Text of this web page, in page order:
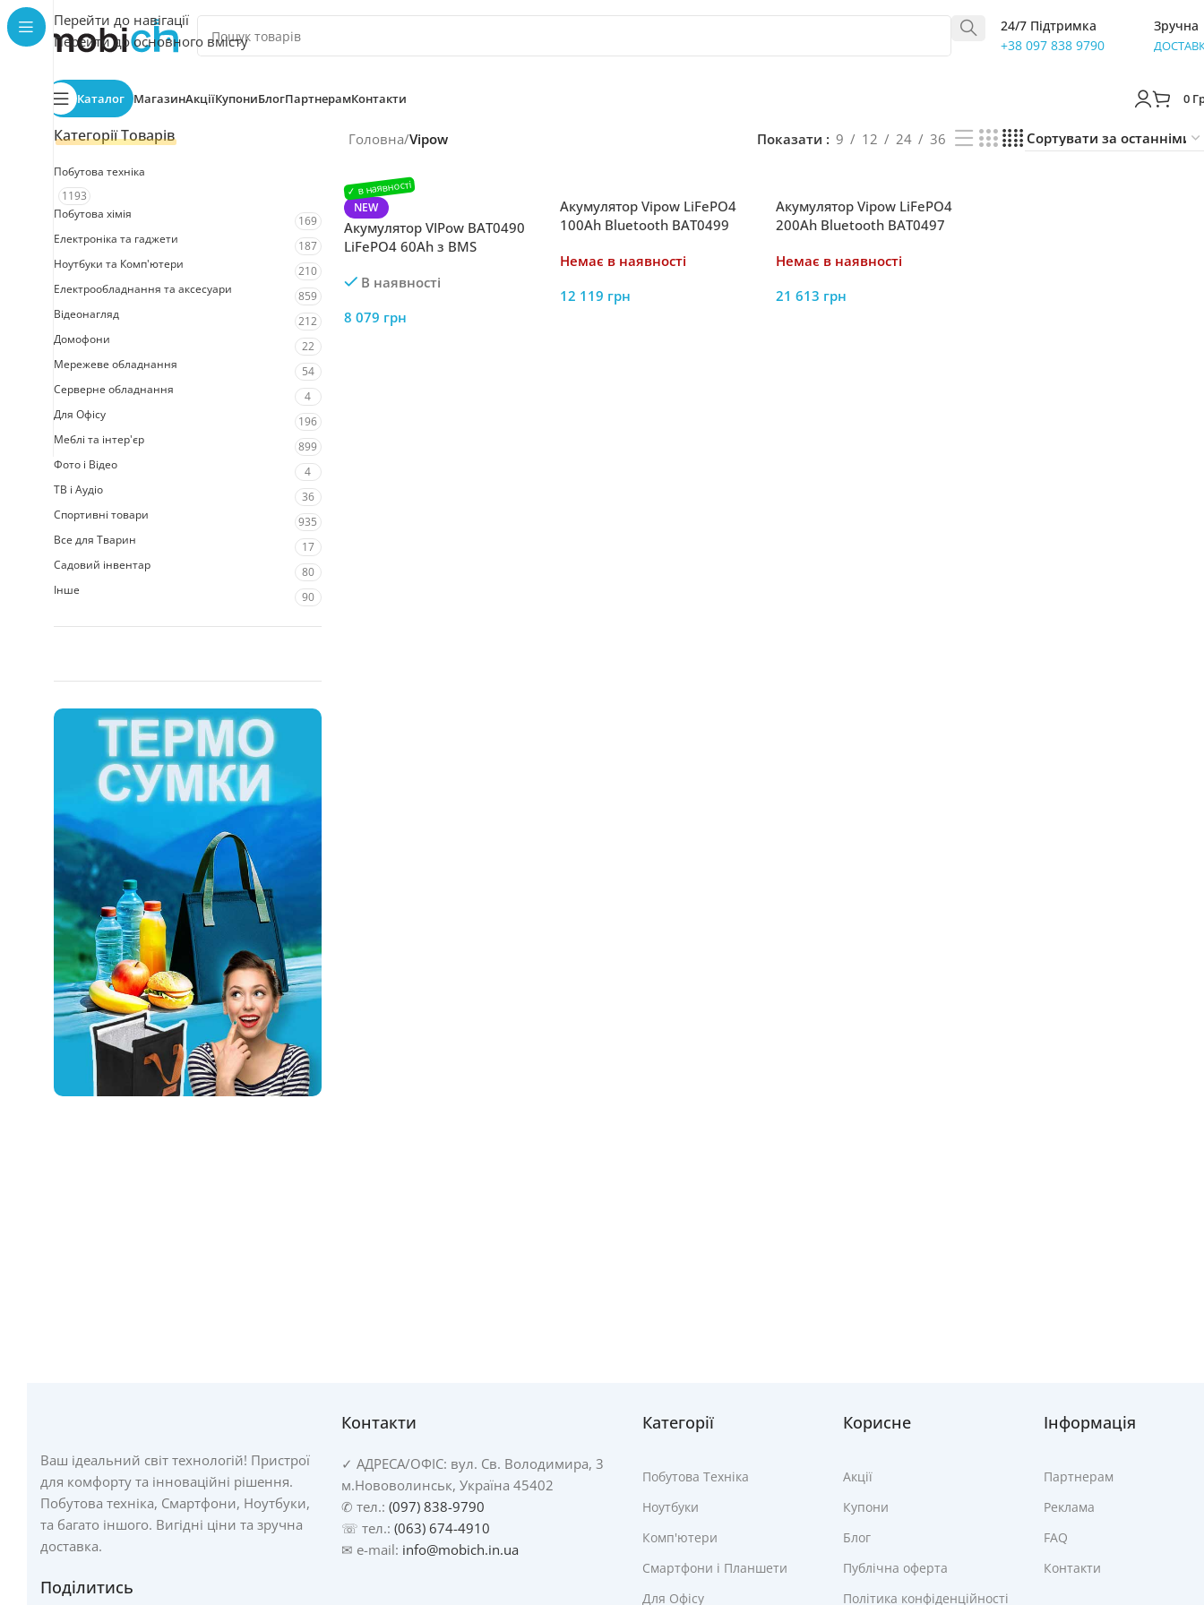
Перейти до навігації
Перейти до основного вмісту
24/7 Підтримка
+38 097 838 9790
Зручна
Каталог МагазинАкціїКупониБлогПартнерамКонтакти 0
Категорії Товарів
Побутова техніка
1193
Побутова хімія
169
Електроніка та гаджети
187
Ноутбуки та Комп'ютери
210
Електрообладнання та аксесуари
859
Відеонагляд
212
Домофони
22
Мережеве обладнання
54
Серверне обладнання
4
Для Офісу
196
Меблі та інтер'єр
899
Фото і Відео
4
ТВ і Аудіо
36
Спортивні товари
935
Все для Тварин
17
Садовий інвентар
80
Інше
90
Головна/Vipow Показати 9 12 24 36
NEW
Акумулятор VIPow BAT0490
LiFePO4 60Ah з BMS
В наявності
8 079 грн
Акумулятор Vipow LiFePO4
100Ah Bluetooth BAT0499
Немає в наявності
12 119 грн
Акумулятор Vipow LiFePO4
200Ah Bluetooth BAT0497
Немає в наявності
21 613 грн
Ваш ідеальний світ технологій! Пристрої
для комфорту та інноваційні рішення.
Побутова техніка, Смартфони, Ноутбуки,
та багато іншого. Вигідні ціни та зручна
доставка.
Поділитись
Контакти
✓ АДРЕСА/ОФІС: вул. Св. Володимира, 3
м.Нововолинськ, Україна 45402
✆ тел.: (097) 838-9790
☏ тел.: (063) 674-4910
✉ e-mail: info@mobich.in.ua
Категорії
Побутова Техніка
Ноутбуки
Комп'ютери
Смартфони і Планшети
Для Офісу
Корисне
Акції
Купони
Блог
Публічна оферта
Політика конфіденційності
Інформація
Партнерам
Реклама
FAQ
Контакти